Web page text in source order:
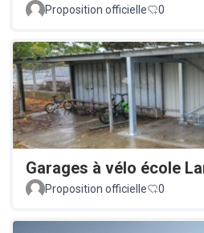
Proposition officielle 0
Garages à vélo école
Proposition officielle
0